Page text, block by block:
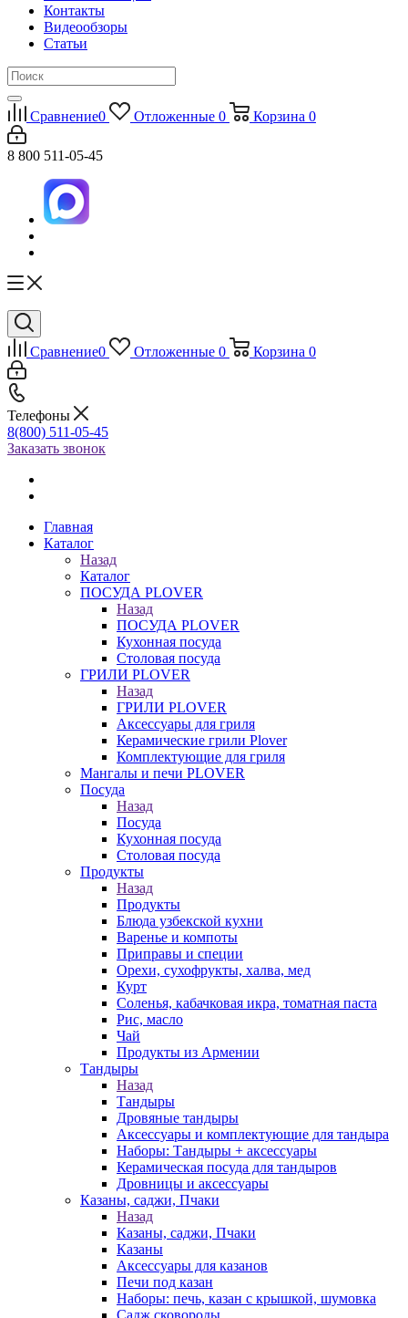
Контакты
Видеообзоры
Статьи
Сравнение0 Отложенные 0 Корзина 0
8 800 511-05-45
Сравнение0 Отложенные 0 Корзина 0
Телефоны
8(800) 511-05-45
Заказать звонок
Главная
Каталог
Назад
Каталог
ПОСУДА PLOVER
Назад
ПОСУДА PLOVER
Кухонная посуда
Столовая посуда
ГРИЛИ PLOVER
Назад
ГРИЛИ PLOVER
Аксессуары для гриля
Керамические грили Plover
Комплектующие для гриля
Мангалы и печи PLOVER
Посуда
Назад
Посуда
Кухонная посуда
Столовая посуда
Продукты
Назад
Продукты
Блюда узбекской кухни
Варенье и компоты
Приправы и специи
Орехи, сухофрукты, халва, мед
Курт
Соленья, кабачковая икра, томатная паста
Рис, масло
Чай
Продукты из Армении
Тандыры
Назад
Тандыры
Дровяные тандыры
Аксессуары и комплектующие для тандыра
Наборы: Тандыры + аксессуары
Керамическая посуда для тандыров
Дровницы и аксессуары
Казаны, саджи, Пчаки
Назад
Казаны, саджи, Пчаки
Казаны
Аксессуары для казанов
Печи под казан
Наборы: печь, казан с крышкой, шумовка
Садж сковороды